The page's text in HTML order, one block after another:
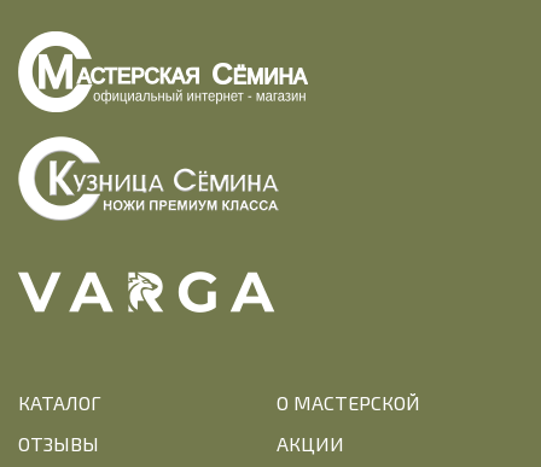
КАТАЛОГ
О МАСТЕРСКОЙ
ОТЗЫВЫ
АКЦИИ